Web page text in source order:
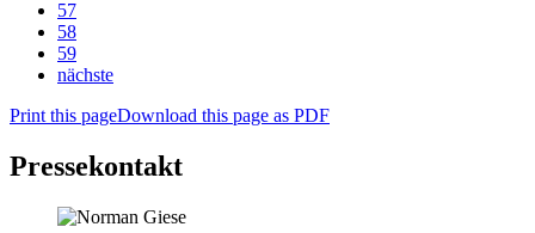
57
58
59
nächste
Print this pageDownload this page as PDF
Pressekontakt